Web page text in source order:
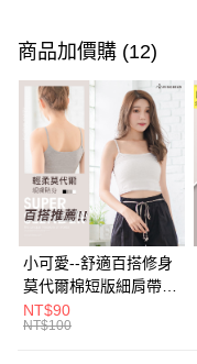
信用卡一次付款
超商取貨付款
LINE Pay
Apple Pay
街口支付
悠遊付
Google Pay
全盈+PAY
商品加價購 (12)
小可愛--舒適百搭修身
莫代爾棉短版細肩帶素
色背心(白.黑.灰L-2L)-
U582眼圈熊中大尺碼
NT$90
NT$100